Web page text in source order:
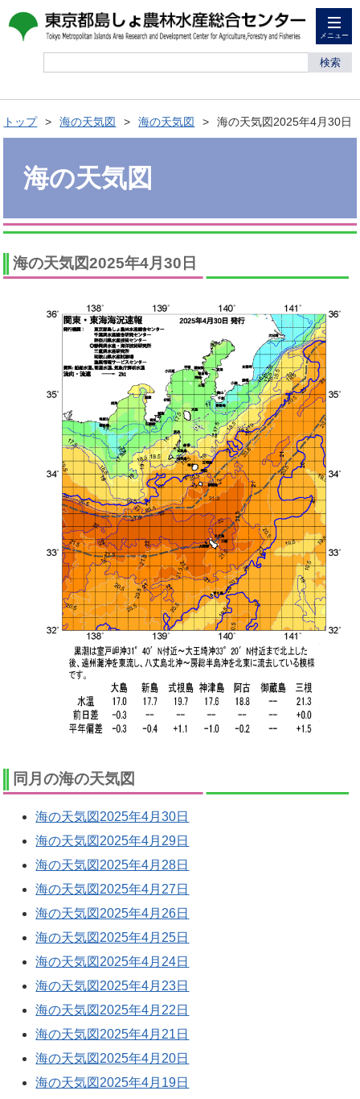
メニュー
検索
トップ 海の天気図 海の天気図 海の天気図2025年4月30日
海の天気図
海の天気図2025年4月30日
同月の海の天気図
海の天気図2025年4月30日
海の天気図2025年4月29日
海の天気図2025年4月28日
海の天気図2025年4月27日
海の天気図2025年4月26日
海の天気図2025年4月25日
海の天気図2025年4月24日
海の天気図2025年4月23日
海の天気図2025年4月22日
海の天気図2025年4月21日
海の天気図2025年4月20日
海の天気図2025年4月19日